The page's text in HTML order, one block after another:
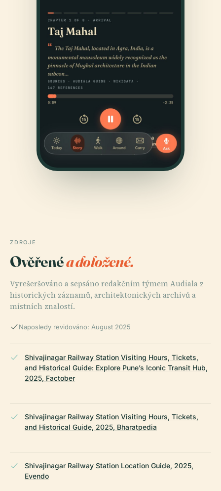
ZDROJE
Ověřenéa doložené.
Vyrešeršováno a sepsáno redakčním týmem Audiala z
historických záznamů, architektonických archivů a
místních znalostí.
Naposledy revidováno: August 2025
Shivajinagar Railway Station Visiting Hours, Tickets,
and Historical Guide: Explore Pune’s Iconic Transit Hub,
2025, Factober
Shivajinagar Railway Station Visiting Hours, Tickets,
and Historical Guide, 2025, Bharatpedia
Shivajinagar Railway Station Location Guide, 2025,
Evendo